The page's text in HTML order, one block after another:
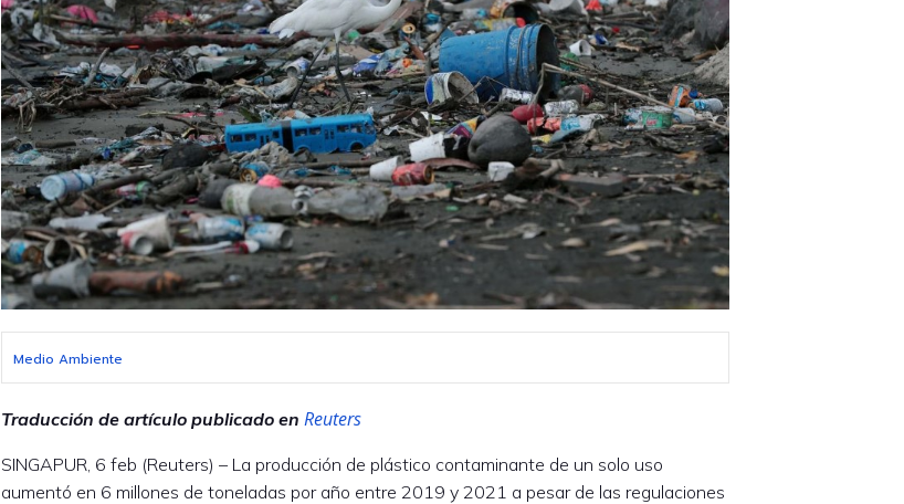
Medio Ambiente
Traducción de artículo publicado en Reuters
SINGAPUR, 6 feb (Reuters) – La producción de plástico contaminante de un solo uso
aumentó en 6 millones de toneladas por año entre 2019 y 2021 a pesar de las regulaciones